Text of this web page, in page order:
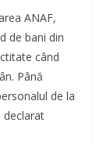
ANAF,
de bani din
când
Până
de la
declarat